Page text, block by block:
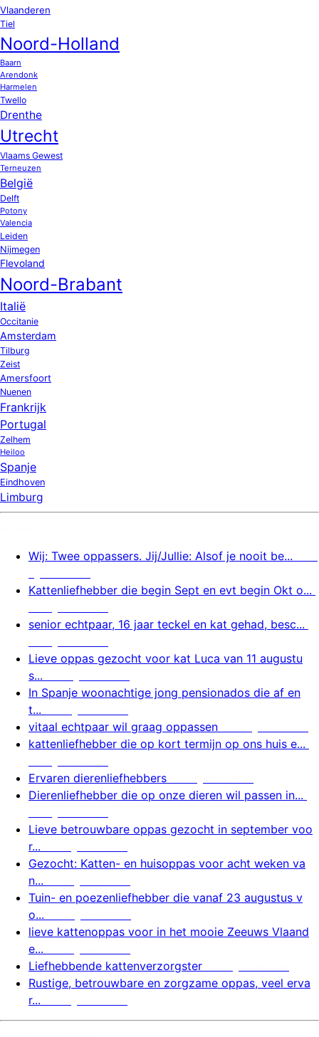
Vlaanderen
Tiel
Noord-Holland
Baarn
Arendonk
Harmelen
Twello
Drenthe
Utrecht
Vlaams Gewest
Terneuzen
België
Delft
Potony
Valencia
Leiden
Nijmegen
Flevoland
Noord-Brabant
Italië
Occitanie
Amsterdam
Tilburg
Zeist
Amersfoort
Nuenen
Frankrijk
Portugal
Zelhem
Heiloo
Spanje
Eindhoven
Limburg
Wij: Twee oppassers. Jij/Jullie: Alsof je nooit be...
Kattenliefhebber die begin Sept en evt begin Okt o...
senior echtpaar, 16 jaar teckel en kat gehad, besc...
Lieve oppas gezocht voor kat Luca van 11 augustu
s...
In Spanje woonachtige jong pensionados die af en
t...
vitaal echtpaar wil graag oppassen
kattenliefhebber die op kort termijn op ons huis e...
Ervaren dierenliefhebbers
Dierenliefhebber die op onze dieren wil passen in...
Lieve betrouwbare oppas gezocht in september voo
r...
Gezocht: Katten- en huisoppas voor acht weken va
n...
Tuin- en poezenliefhebber die vanaf 23 augustus v
o...
lieve kattenoppas voor in het mooie Zeeuws Vlaand
e...
Liefhebbende kattenverzorgster
Rustige, betrouwbare en zorgzame oppas, veel erva
r...